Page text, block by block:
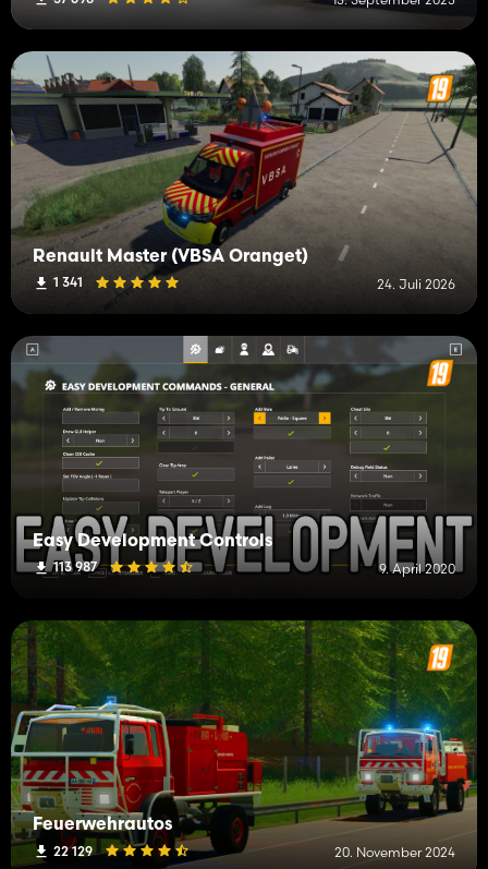
Renault Master (VBSA Oranget)
1 341 24. Juli 2026
Easy Development Controls
113 987 9. April 2020
Feuerwehrautos
22 129 20. November 2024